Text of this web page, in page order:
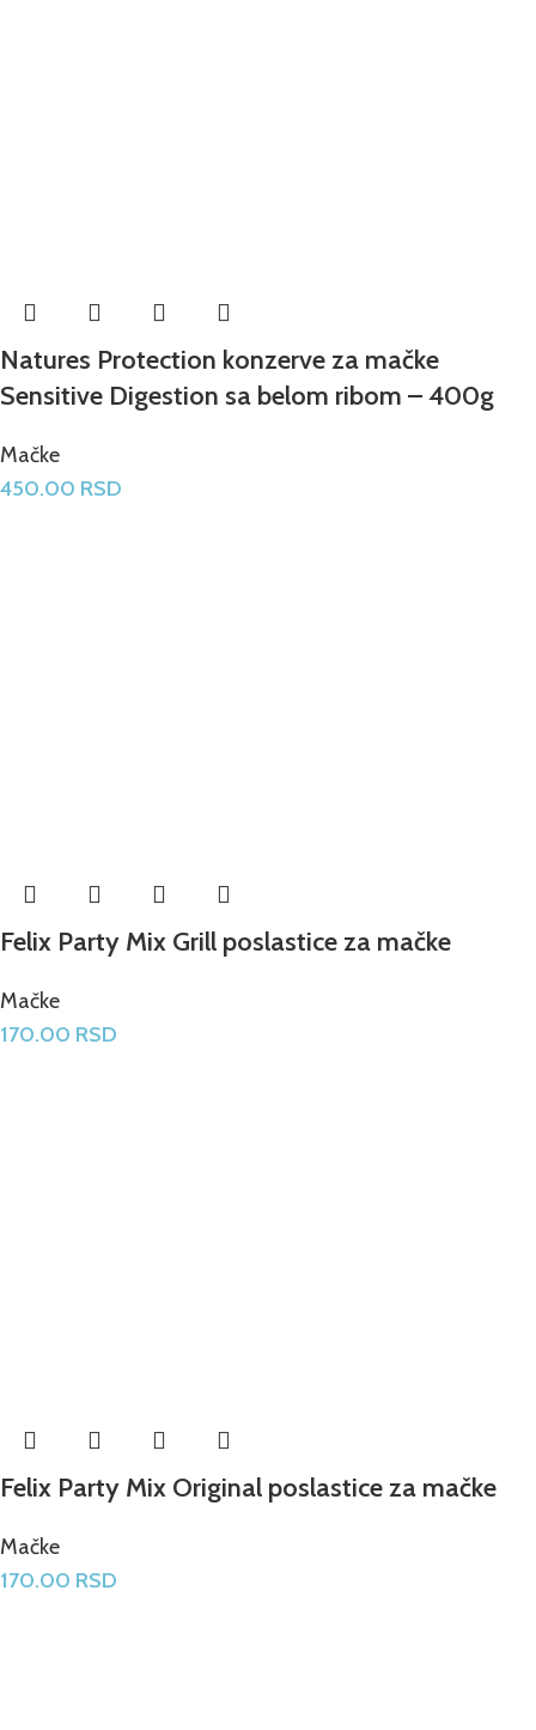
Natures Protection konzerve za mačke
Sensitive Digestion sa belom ribom – 400g
Mačke
450.00 RSD
Felix Party Mix Grill poslastice za mačke
Mačke
170.00 RSD
Felix Party Mix Original poslastice za mačke
Mačke
170.00 RSD